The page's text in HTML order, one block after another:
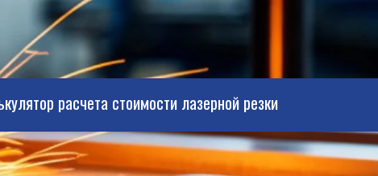
расчета стоимости лазерной резки